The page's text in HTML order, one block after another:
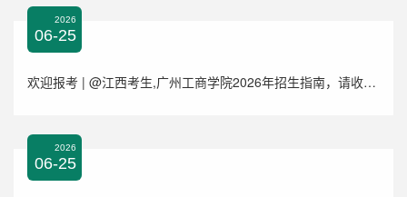
2026
06-25
欢迎报考 | @江西考生,广州工商学院2026年招生指南，请收藏！
2026
06-25